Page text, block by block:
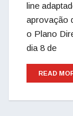
line
aprovação
o Plano
dia 8 de
READ